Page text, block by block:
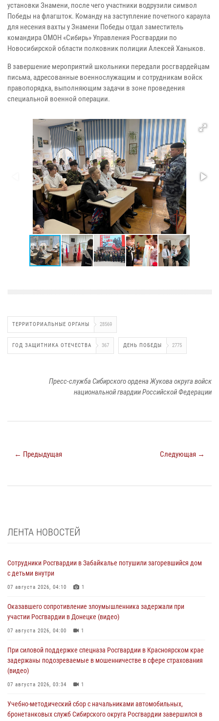
установки Знамени, после чего участники водрузили символ
Победы на флагшток. Команду на заступление почетного караула
для несения вахты у Знамени Победы отдал заместитель
командира ОМОН «Сибирь» Управления Росгвардии по
Новосибирской области полковник полиции Алексей Ханыков.
В завершение мероприятий школьники передали росгвардейцам
письма, адресованные военнослужащим и сотрудникам войск
правопорядка, выполняющим задачи в зоне проведения
специальной военной операции.
ТЕРРИТОРИАЛЬНЫЕ ОРГАНЫ 28569
ГОД ЗАЩИТНИКА ОТЕЧЕСТВА 367 ДЕНЬ ПОБЕДЫ 2775
Пресс-служба Сибирского ордена Жукова округа войск
национальной гвардии Российской Федерации
← Предыдущая Следующая →
ЛЕНТА НОВОСТЕЙ
Сотрудники Росгвардии в Забайкалье потушили загоревшийся дом
с детьми внутри
07 августа 2026, 04:10 1
Оказавшего сопротивление злоумышленника задержали при
участии Росгвардии в Донецке (видео)
07 августа 2026, 04:00 1
При силовой поддержке спецназа Росгвардии в Красноярском крае
задержаны подозреваемые в мошенничестве в сфере страхования
(видео)
07 августа 2026, 03:34 1
Учебно-методический сбор с начальниками автомобильных,
бронетанковых служб Сибирского округа Росгвардии завершился в